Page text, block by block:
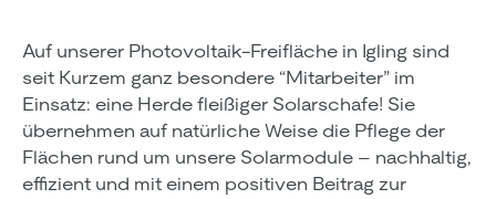
Auf unserer Photovoltaik-Freifläche in Igling sind
seit Kurzem ganz besondere “Mitarbeiter” im
Einsatz: eine Herde fleißiger Solarschafe! Sie
übernehmen auf natürliche Weise die Pflege der
Flächen rund um unsere Solarmodule – nachhaltig,
effizient und mit einem positiven Beitrag zur